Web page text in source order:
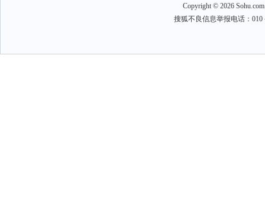
Copyright © 2026
搜狐不良信息举报电话：010